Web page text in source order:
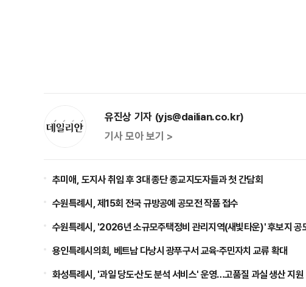
유진상 기자 (yjs@dailian.co.kr)
기사 모아 보기 >
추미애, 도지사 취임 후 3대 종단 종교지도자들과 첫 간담회
수원특례시, 제15회 전국 규방공예 공모전 작품 접수
수원특례시, '2026년 소규모주택정비 관리지역(새빛타운)' 후보지 공
용인특례시의회, 베트남 다낭시 광푸구서 교육·주민자치 교류 확대
화성특례시, '과일 당도·산도 분석 서비스' 운영…고품질 과실 생산 지원